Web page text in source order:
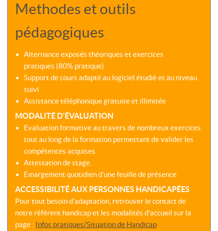
NATIONAL
Methodes et outils
pédagogiques
Alternance exposés théoriques et exercices
pratiques (80% pratique)
Support de cours adapté au logiciel étudié et au niveau
suivi
Assistance téléphonique gratuite et illimitée
MODALITÉ D'ÉVALUATION
Evaluation formative au travers de nombreux exercices
tout au long de la formation permettant de valider les
compétences acquises.
Attestation de stage.
Emargement quotidien d’une feuille de présence
ACCESSIBILITÉ AUX PERSONNES HANDICAPÉES
Pour tout besoin d’adaptation, retrouver le contact de
notre référent handicap et les modalités d’accueil sur la
page : Infos pratiques/Situation de Handicap